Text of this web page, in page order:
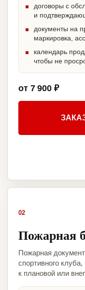
договоры с
и
документы на
маркировка,
календарь
чтобы не
от 7 900 ₽
02
Пожарная
Пожарная
спортивного
к плановой или